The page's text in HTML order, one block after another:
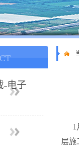
-电子
1
层施